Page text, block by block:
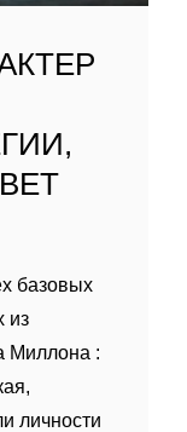
базовых
из
Миллона :
личности